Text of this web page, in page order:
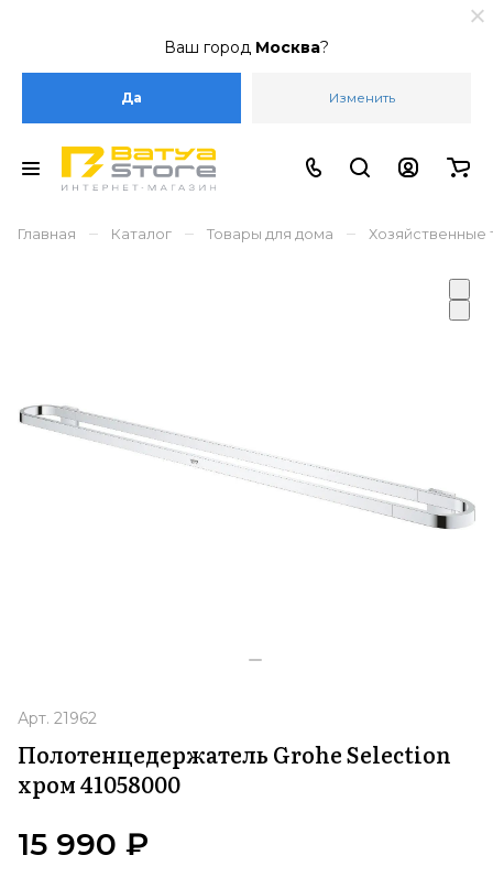
Ваш город Москва?
Да Изменить
Главная – Каталог – Товары для дома – Хозяйственные
Арт. 21962
Полотенцедержатель Grohe Selection
хром 41058000
15 990 ₽